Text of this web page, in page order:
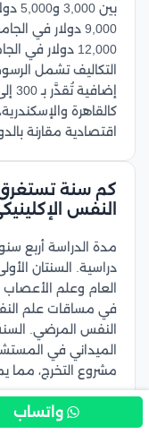
12,000 دولار
التكاليف تشمل
كالقاهرة
اقتصادية مقارنة
كم سنة
النفس
دراسية. السنتان
العام وعلم
في مساقات علم
النفس المرضي.
الميداني في
مشروع التخرج، مما
هل يمكن
واتساب